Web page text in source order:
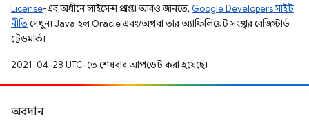
License-এর অধীনে লাইসেন্স প্রাপ্ত। আরও জানতে, Google Developers সাইট
নীতিদেখুন। Java হল Oracle এবং/অথবা তার অ্যাফিলিয়েট সংস্থার রেজিস্টার্ড
ট্রেডমার্ক।
2021-04-28 UTC-তে শেষবার আপডেট করা হয়েছে।
অবদান